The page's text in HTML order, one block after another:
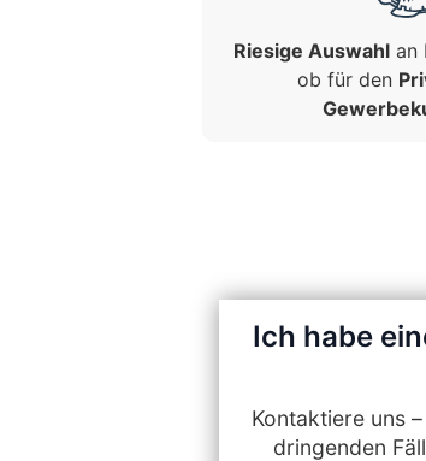
Riesige Auswahlan
ob für den
Ich habe
Kontaktiere uns
dringenden